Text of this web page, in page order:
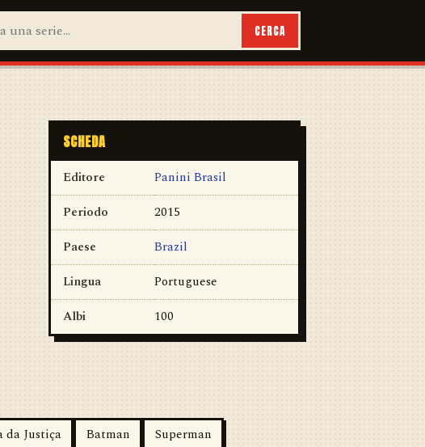
CERCA
SCHEDA
Editore
Panini Brasil
Periodo
2015
Paese
Brazil
Lingua
Portuguese
Albi
100
da Justiça Batman
Superman